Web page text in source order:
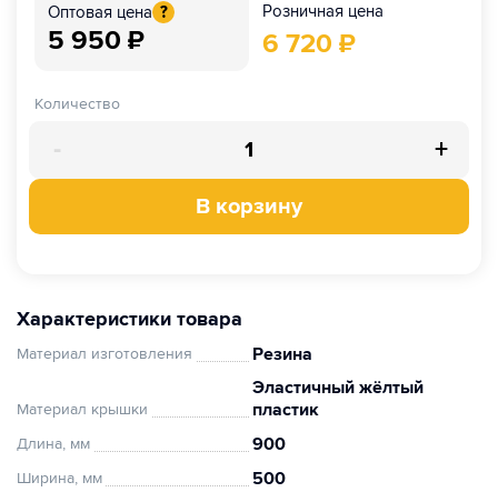
Оптовая цена ?
5 950 ₽
Розничная цена
6 720 ₽
Количество
- +
В корзину
Характеристики товара
Материал изготовления Резина
Материал крышки
Эластичный жёлтый
пластик
Длина, мм 900
Ширина, мм 500